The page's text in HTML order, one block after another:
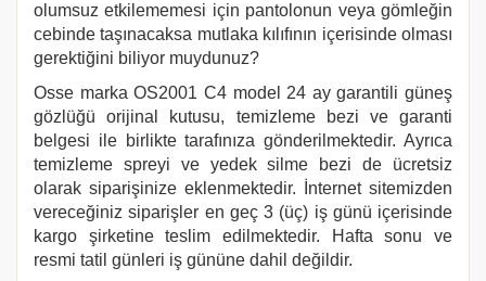
olumsuz etkilememesi için pantolonun veya gömleğin
cebinde taşınacaksa mutlaka kılıfının içerisinde olması
gerektiğini biliyor muydunuz?
Osse markaOS2001 C4 model 24 ay garantili güneş
gözlüğü orijinal kutusu, temizleme bezi ve garanti
belgesi ile birlikte tarafınıza gönderilmektedir. Ayrıca
temizleme spreyi ve yedek silme bezi de ücretsiz
olarak siparişinize eklenmektedir. İnternet sitemizden
vereceğiniz siparişler en geç 3 (üç) iş günü içerisinde
kargo şirketine teslim edilmektedir. Hafta sonu ve
resmi tatil günleri iş gününe dahil değildir.